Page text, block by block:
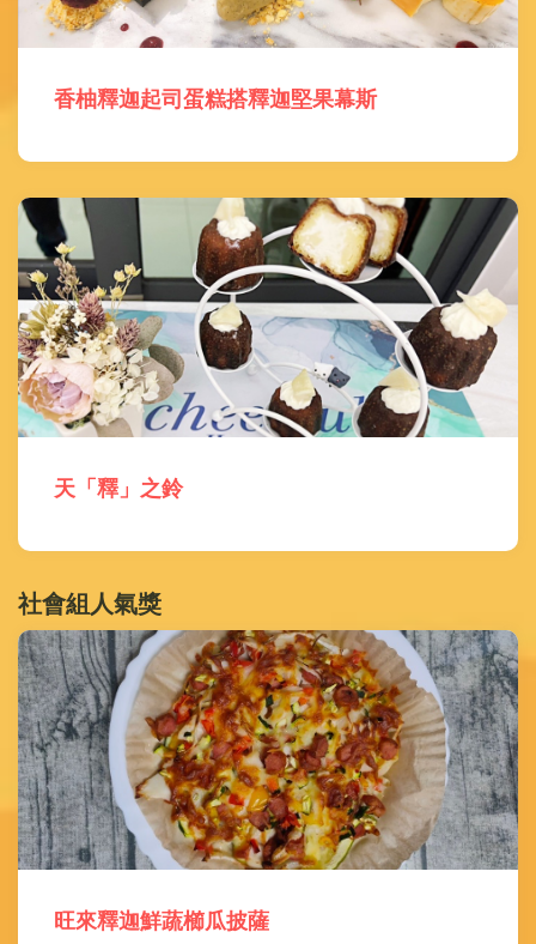
香柚釋迦起司蛋糕搭釋迦堅果幕斯
天「釋」之鈴
社會組人氣獎
旺來釋迦鮮蔬櫛瓜披薩